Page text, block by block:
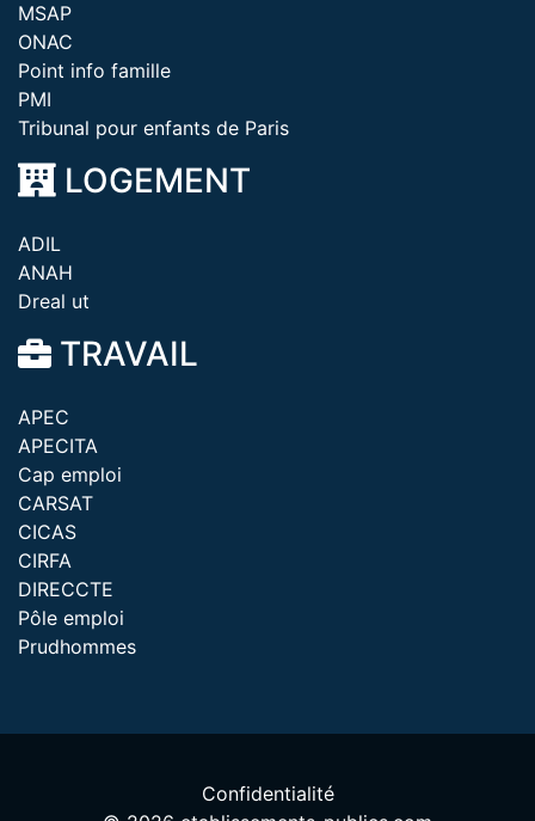
MSAP
ONAC
Point info famille
PMI
Tribunal pour enfants de Paris
LOGEMENT
ADIL
ANAH
Dreal ut
TRAVAIL
APEC
APECITA
Cap emploi
CARSAT
CICAS
CIRFA
DIRECCTE
Pôle emploi
Prudhommes
Confidentialité